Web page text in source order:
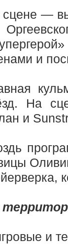
—
и
На
и
и